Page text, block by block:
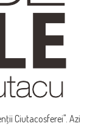
Ciutacosferei". Azi